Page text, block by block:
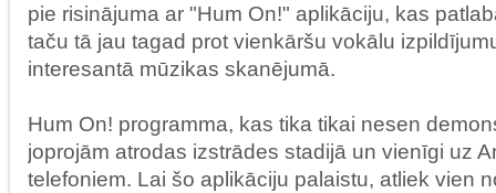
pie risinājuma ar "Hum On!" aplikāciju, kas
taču tā jau tagad prot vienkāršu vokālu
interesantā mūzikas skanējumā.
Hum On! programma, kas tika tikai nesen
joprojām atrodas izstrādes stadijā un vienīgi uz
telefoniem. Lai šo aplikāciju palaistu, atliek vien